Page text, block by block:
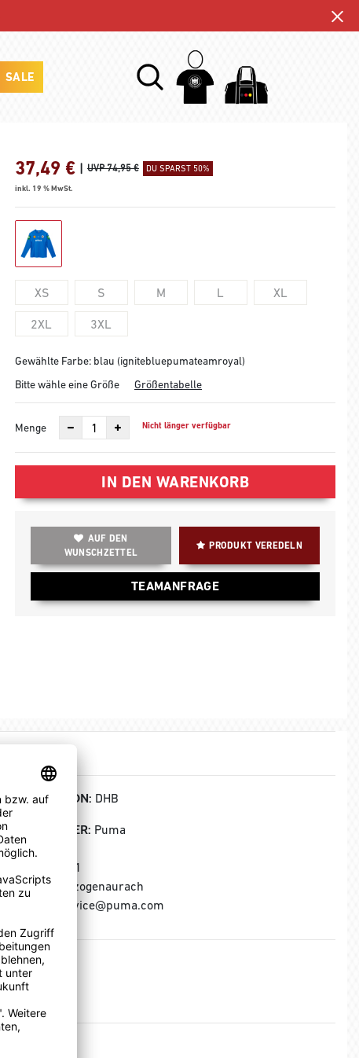
SALE
37,49 € | UVP 74,95 € DU SPARST 50%
inkl. 19 % MwSt.
XS S M L XL
2XL 3XL
Gewählte Farbe: blau (ignitebluepumateamroyal)
Bitte wähle eine Größe
Größentabelle
Menge Nicht länger verfügbar
IN DEN WARENKORB
AUF DEN
WUNSCHZETTEL
PRODUKT VEREDELN
TEAMANFRAGE
KOLLEKTION: DHB
HERSTELLER: Puma
Puma SE
Puma Way 1
91074 Herzogenaurach
E-Mail: service@puma.com